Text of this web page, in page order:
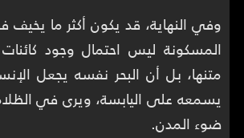
وفي النهاية، قد يكون أكثر ما
المسكونة ليس احتمال وجود
متنها، بل أن البحر نفسه يجعل
يسمعه على اليابسة، ويرى في
ضوء المدن.